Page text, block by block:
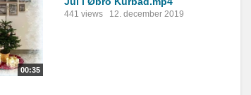
00:35
441 views 12. december 2019